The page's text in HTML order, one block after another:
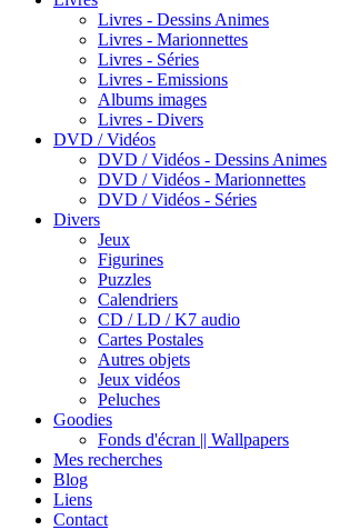
Livres - Dessins Animes
Livres - Marionnettes
Livres - Séries
Livres - Emissions
Albums images
Livres - Divers
DVD / Vidéos
DVD / Vidéos - Dessins Animes
DVD / Vidéos - Marionnettes
DVD / Vidéos - Séries
Divers
Jeux
Figurines
Puzzles
Calendriers
CD / LD / K7 audio
Cartes Postales
Autres objets
Jeux vidéos
Peluches
Goodies
Fonds d'écran || Wallpapers
Mes recherches
Blog
Liens
Contact